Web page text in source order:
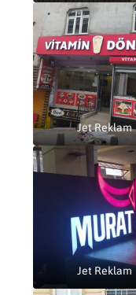
Jet Reklam
Jet Reklam